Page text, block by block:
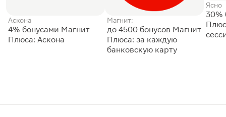
Аскона
4% бонусами Магнит
Плюса: Аскона
Магнит:
до 4500 бонусов Магнит
Плюса: за каждую
банковскую карту
Ясно
30%